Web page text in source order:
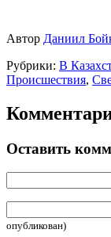
Автор Даниил
Рубрики: В
Происшествия,
Оставить
опубликован)